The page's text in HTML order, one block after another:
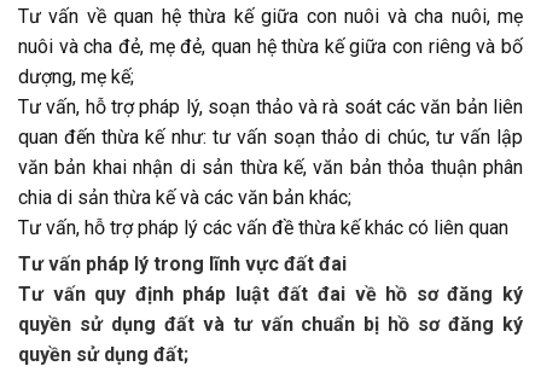
Tư vấn về quan hệ thừa kế giữa con nuôi và cha nuôi, mẹ
nuôi và cha đẻ, mẹ đẻ, quan hệ thừa kế giữa con riêng và bố
dượng, mẹ kế;
Tư vấn, hỗ trợ pháp lý, soạn thảo và rà soát các văn bản liên
quan đến thừa kế như: tư vấn soạn thảo di chúc, tư vấn lập
văn bản khai nhận di sản thừa kế, văn bản thỏa thuận phân
chia di sản thừa kế và các văn bản khác;
Tư vấn, hỗ trợ pháp lý các vấn đề thừa kế khác có liên quan
Tư vấn pháp lý trong lĩnh vực đất đai
Tư vấn quy định pháp luật đất đai về hồ sơ đăng ký
quyền sử dụng đất và tư vấn chuẩn bị hồ sơ đăng ký
quyền sử dụng đất;